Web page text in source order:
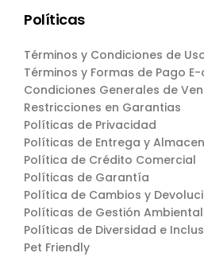
Políticas
Términos y Condiciones de
Términos y Formas de Pago
Condiciones Generales de
Restricciones en Garantias
Políticas de Privacidad
Políticas de Entrega y
Política de Crédito Comercial
Políticas de Garantía
Política de Cambios y
Políticas de Gestión Ambiental
Políticas de Diversidad e
Pet Friendly